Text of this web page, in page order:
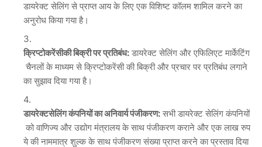
डायरेक्ट सेलिंग से प्राप्त आय के लिए एक विशिष्ट कॉलम शामिल करने का
अनुरोध किया गया है।
क्रिप्टोकरेंसीकीबिक्रीपरप्रतिबंध: डायरेक्ट सेलिंग और एफिलिएट मार्केटिंग
चैनलों के माध्यम से क्रिप्टोकरेंसी की बिक्री और प्रचार पर प्रतिबंध लगाने
का सुझाव दिया गया है।
डायरेक्टसेलिंगकंपनियोंकाअनिवार्यपंजीकरण: सभी डायरेक्ट सेलिंग कंपनियों
को वाणिज्य और उद्योग मंत्रालय के साथ पंजीकरण कराने और एक लाख रुप
ये की नाममात्र शुल्क के साथ पंजीकरण संख्या प्राप्त करने का प्रस्ताव दिया